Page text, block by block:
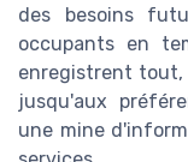
des besoins
occupants en
enregistrent tout,
jusqu'aux
une mine